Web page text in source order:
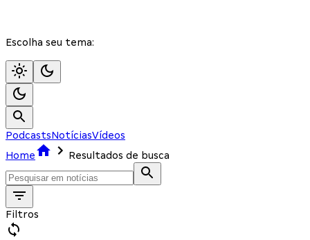
Escolha seu tema:
PodcastsNotíciasVídeos
Home
Resultados de busca
Filtros